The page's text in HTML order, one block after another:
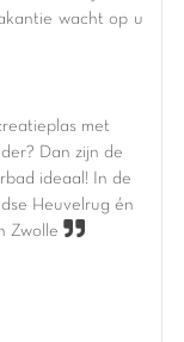
wacht op u
met
Dan zijn de
ideaal! In de
Heuvelrug én
Zwolle